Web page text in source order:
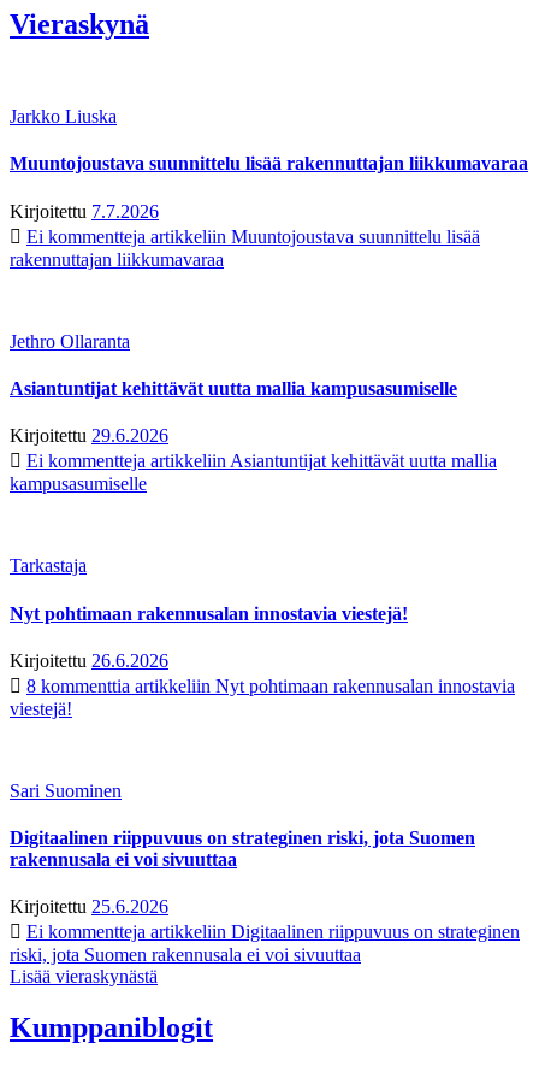
Vieraskynä
Jarkko Liuska
Muuntojoustava suunnittelu lisää rakennuttajan liikkumavaraa
Kirjoitettu 7.7.2026
Ei kommentteja artikkeliin Muuntojoustava suunnittelu lisää
rakennuttajan liikkumavaraa
Jethro Ollaranta
Asiantuntijat kehittävät uutta mallia kampusasumiselle
Kirjoitettu 29.6.2026
Ei kommentteja artikkeliin Asiantuntijat kehittävät uutta mallia
kampusasumiselle
Tarkastaja
Nyt pohtimaan rakennusalan innostavia viestejä!
Kirjoitettu 26.6.2026
8 kommenttia artikkeliin Nyt pohtimaan rakennusalan innostavia
viestejä!
Sari Suominen
Digitaalinen riippuvuus on strateginen riski, jota Suomen
rakennusala ei voi sivuuttaa
Kirjoitettu 25.6.2026
Ei kommentteja artikkeliin Digitaalinen riippuvuus on strateginen
riski, jota Suomen rakennusala ei voi sivuuttaa
Lisää vieraskynästä
Kumppaniblogit